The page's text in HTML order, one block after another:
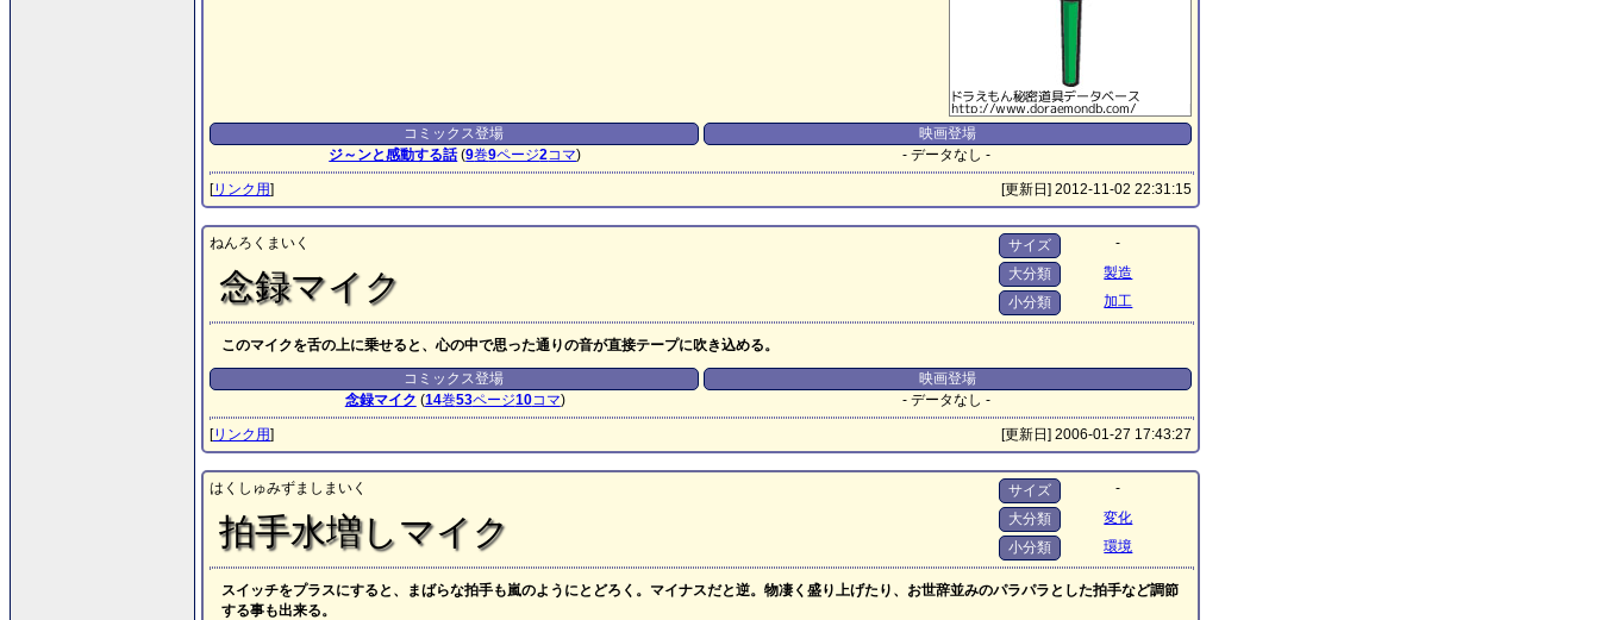
コミックス登場
ジ～ンと感動する話(9巻9ページ2コマ)
映画登場
- データなし -
[リンク用] [更新日] 2012-11-02 22:31:15
ねんろくまいく
念録マイク
サイズ
-
大分類
製造
小分類
加工
このマイクを舌の上に乗せると、心の中で思った通りの音が直接テープに吹き込める。
コミックス登場
念録マイク (14巻53ページ10コマ)
映画登場
- データなし -
[リンク用] [更新日] 2006-01-27 17:43:27
はくしゅみずましまいく
拍手水増しマイク
サイズ
-
大分類
変化
小分類
環境
スイッチをプラスにすると、まばらな拍手も嵐のようにとどろく。マイナスだと逆。物凄く盛り上げたり、お世辞並みのパラパラとした拍手など調節
する事も出来る。